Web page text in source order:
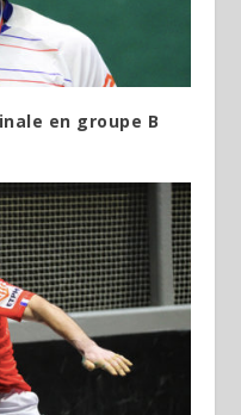
en groupe B